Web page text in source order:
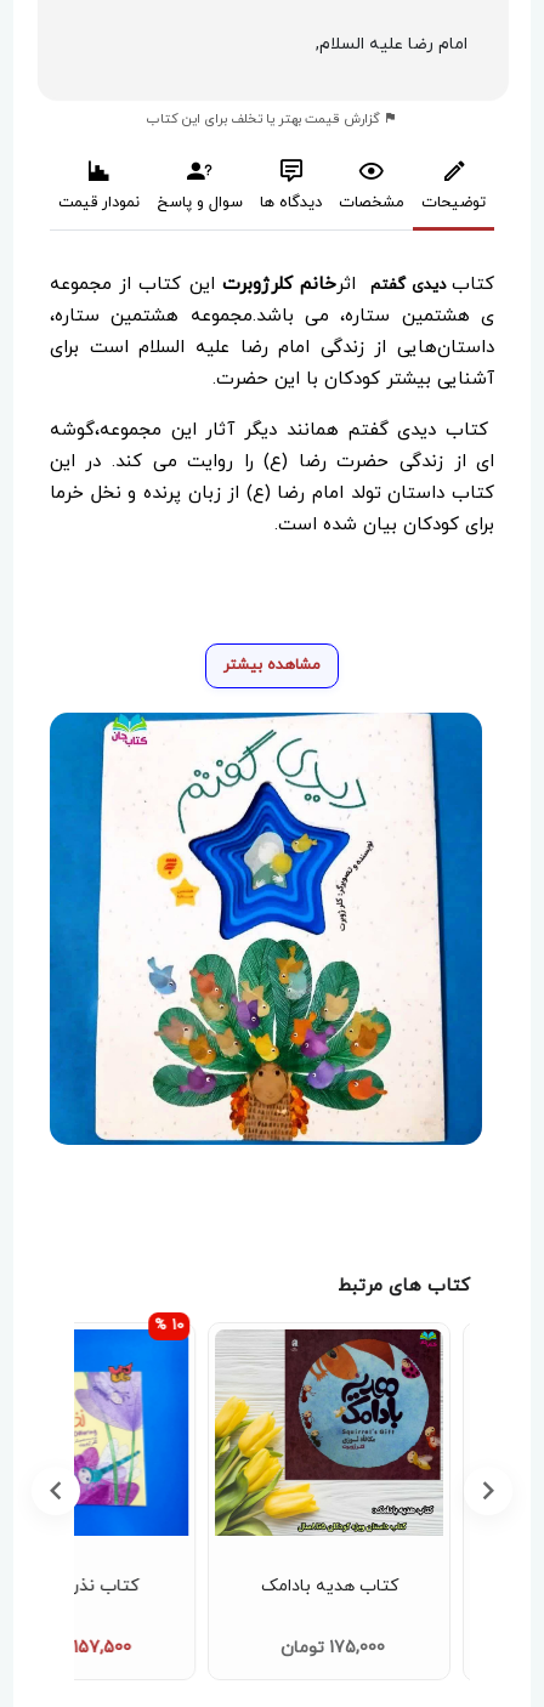
امام رضا علیه السلام,
گزارش قیمت بهتر یا تخلف برای این کتاب
توضیحات مشخصات دیدگاه ها سوال و پاسخ نمودار قیمت
کتابدیدی گفتم اثرخانم کلرژوبرت این کتاب از مجموعه
ی هشتمین ستاره، می باشد.مجموعه هشتمین ستاره،
داستان‌هایی از زندگی امام رضا علیه السلام است برای
آشنایی بیشتر کودکان با این حضرت.
کتاب دیدی گفتم همانند دیگر آثار این مجموعه،گوشه
ای از زندگی حضرت رضا (ع) را روایت می کند. در این
کتاب داستان تولد امام رضا (ع) از زبان پرنده و نخل خرما
برای کودکان بیان شده است.
مشاهده بیشتر
کتاب های مرتبط
کتاب هدیه بادامک
175,000 تومان
کتاب نذری پرپرک
157,500 تومان